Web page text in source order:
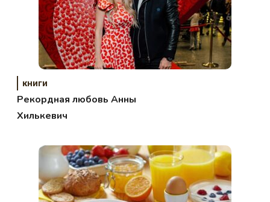
книги
Рекордная любовь Анны
Хилькевич